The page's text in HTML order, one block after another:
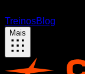
TreinosBlog
Mais